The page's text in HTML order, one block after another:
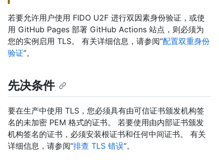
若要允许用户使用 FIDO U2F 进行双因素身份验证，或使
用 GitHub Pages 部署 GitHub Actions 站点，则必须为
您的实例启用 TLS。 有关详细信息，请参阅“配置双重身份
验证”。
先决条件
要在生产中使用 TLS，您必须具有由可信证书颁发机构签
名的未加密 PEM 格式的证书。 若要使用由内部证书颁发
机构签名的证书，必须安装根证书和任何中间证书。 有关
详细信息，请参阅“排查 TLS 错误”。